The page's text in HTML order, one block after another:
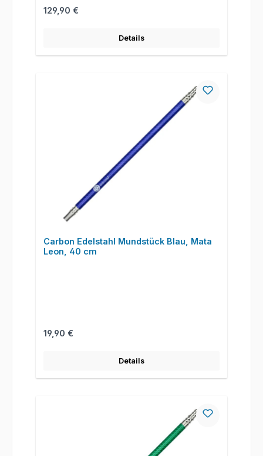
Regulärer Preis:
129,90 €
Details
Carbon Edelstahl Mundstück Blau, Mata
Leon, 40 cm
Regulärer Preis:
19,90 €
Details